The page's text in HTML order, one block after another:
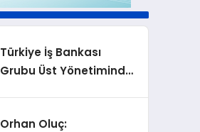
Türkiye İş Bankası
Grubu Üst Yönetiminde
Orhan Oluç: